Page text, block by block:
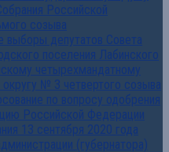
Российской
созыва
выборы депутатов Совета
поселения Лабинского
четырехмандатному
округу № 3 четвертого созыва
по вопросу одобрения
Российской Федерации
13 сентября 2020 года
(губернатора)